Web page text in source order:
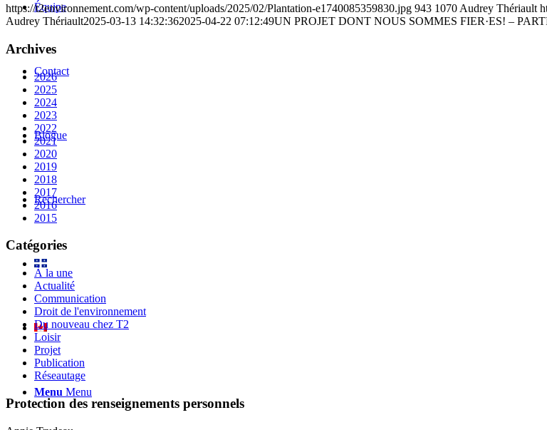
Équipe
Contact
Blogue
Rechercher
Menu Menu
https://t2environnement.com/wp-content/uploads/2025/02/Plantation-e1740085359830.jpg 943 1070 Audrey Thériault
Audrey Thériault2025-03-13 14:32:362025-04-22 07:12:49UN PROJET DONT NOUS SOMMES FIER·ES! –
Archives
2026
2025
2024
2023
2022
2021
2020
2019
2018
2017
2016
2015
Catégories
À la une
Actualité
Communication
Droit de l'environnement
Du nouveau chez T2
Loisir
Projet
Publication
Réseautage
Protection des renseignements personnels